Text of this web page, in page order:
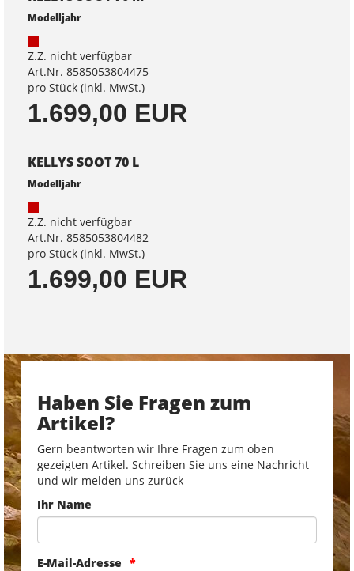
Modelljahr
Z.Z. nicht verfügbar
Art.Nr. 8585053804475
pro Stück (inkl. MwSt.)
1.699,00 EUR
KELLYS SOOT 70 L
Modelljahr
Z.Z. nicht verfügbar
Art.Nr. 8585053804482
pro Stück (inkl. MwSt.)
1.699,00 EUR
Haben Sie Fragen zum
Artikel?
Gern beantworten wir Ihre Fragen zum oben
gezeigten Artikel. Schreiben Sie uns eine Nachricht
und wir melden uns zurück
Ihr Name
E-Mail-Adresse